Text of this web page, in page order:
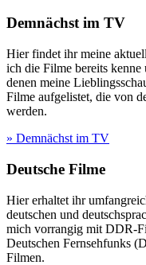
Demnächst im TV
Hier findet ihr meine
ich die Filme bereits kenne
denen meine
Filme aufgelistet, die von
werden.
» Demnächst im TV
Deutsche Filme
Hier erhaltet ihr
deutschen und
mich vorrangig mit DDR-
Deutschen Fernsehfunks
Filmen.